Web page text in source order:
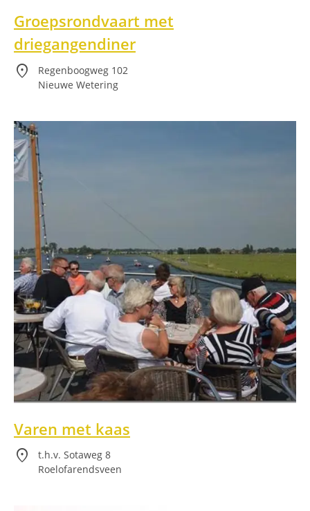
Groepsrondvaart met
driegangendiner
location_on
Regenboogweg 102
Nieuwe Wetering
Varen met kaas
location_on
t.h.v. Sotaweg 8
Roelofarendsveen